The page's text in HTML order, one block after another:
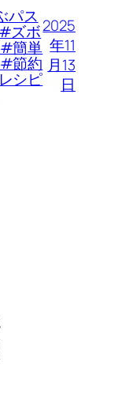
パス
ズボ
簡単
節約
シピ
2025
年11
月13
日